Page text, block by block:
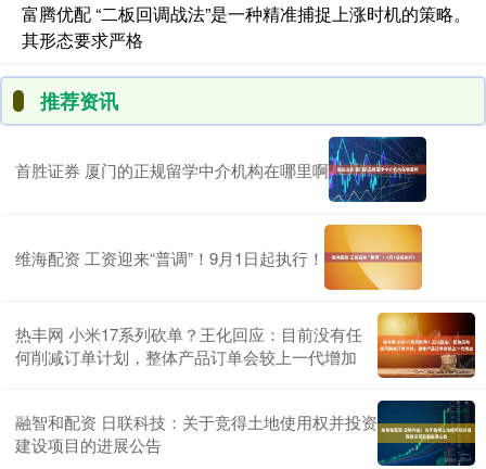
富腾优配 “二板回调战法”是一种精准捕捉上涨时机的策略。
其形态要求严格
推荐资讯
首胜证券 厦门的正规留学中介机构在哪里啊
维海配资 工资迎来“普调”！9月1日起执行！
热丰网 小米17系列砍单？王化回应：目前没有任
何削减订单计划，整体产品订单会较上一代增加
融智和配资 日联科技：关于竞得土地使用权并投资
建设项目的进展公告